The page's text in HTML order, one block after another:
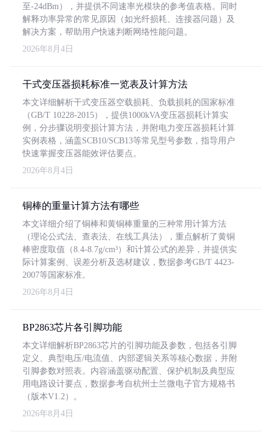
至-24dBm），并提供不同速率光模块的参考值表格。同时
解释功率异常的常见原因（如光纤损耗、连接器问题）及
解决方案，帮助用户快速判断网络性能问题。
2026年8月4日
干式变压器损耗标准一览表及计算方法
本文详细解析干式变压器空载损耗、负载损耗的国家标准
（GB/T 10228-2015），提供1000kVA变压器损耗计算实
例，分步骤说明变损计算方法，并附电力变压器损耗计算
实例表格，涵盖SCB10/SCB13等常见型号参数，指导用户
快速掌握变压器能效评估要点。
2026年8月4日
铜棒的重量计算方法有哪些
本文详细介绍了铜棒和黄铜棒重量的三种常用计算方法
（理论公式法、查表法、在线工具法），重点解析了黄铜
棒密度取值（8.4-8.7g/cm³）和计算公式的差异，并提供实
际计算案例、误差分析及选材建议，数据参考GB/T 4423-
2007等国家标准。
2026年8月4日
BP2863芯片各引脚功能
本文详细解析BP2863芯片的引脚功能及参数，包括各引脚
定义、典型电压/电流值、内部逻辑关系等核心数据，并附
引脚参数对照表。内容涵盖驱动配置、保护机制及典型应
用电路设计要点，数据参考自杭州士兰微电子官方规格书
（版本V1.2）。
2026年8月4日